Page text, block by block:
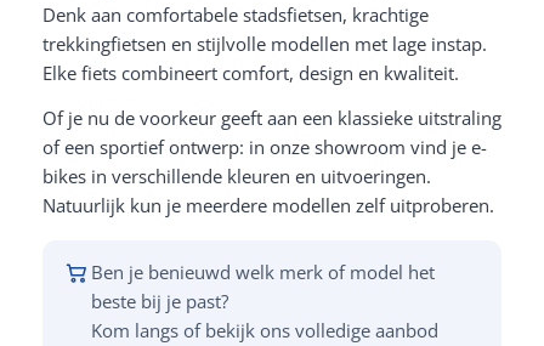
Denk aan comfortabele stadsfietsen, krachtige
trekkingfietsen en stijlvolle modellen met lage instap.
Elke fiets combineert comfort, design en kwaliteit.
Of je nu de voorkeur geeft aan een klassieke uitstraling
of een sportief ontwerp: in onze showroom vind je e-
bikes in verschillende kleuren en uitvoeringen.
Natuurlijk kun je meerdere modellen zelf uitproberen.
Ben je benieuwd welk merk of model het
beste bij je past?
Kom langs of bekijk ons volledige aanbod